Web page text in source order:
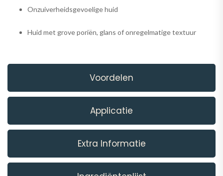
Voordelen
Applicatie
Extra Informatie
Onzuiverheidsgevoelige huid
Huid met grove poriën, glans of onregelmatige textuur